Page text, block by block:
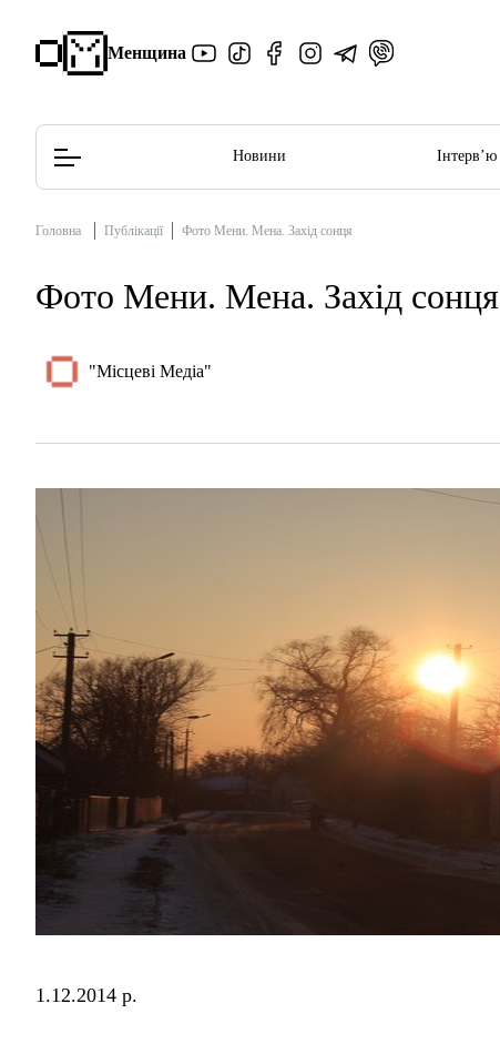
Менщина
Редакційна політика
Новини Інтерв’ю
Головна Публікації Фото Мени. Мена. Захід сонця
Фото Мени. Мена. Захід сонця
"Місцеві Медіа"
1.12.2014 р.